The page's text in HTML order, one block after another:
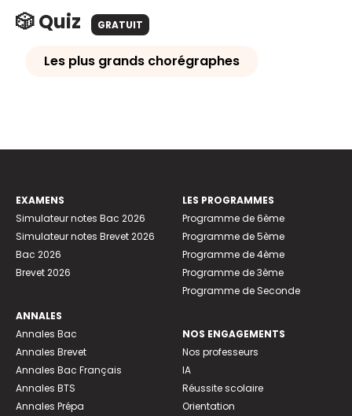
🎲 Quiz GRATUIT
Les plus grands chorégraphes
EXAMENS
Simulateur notes Bac 2026
Simulateur notes Brevet 2026
Bac 2026
Brevet 2026
ANNALES
Annales Bac
Annales Brevet
Annales Bac Français
Annales BTS
Annales Prépa
LES PROGRAMMES
Programme de 6ème
Programme de 5ème
Programme de 4ème
Programme de 3ème
Programme de Seconde
NOS ENGAGEMENTS
Nos professeurs
IA
Réussite scolaire
Orientation